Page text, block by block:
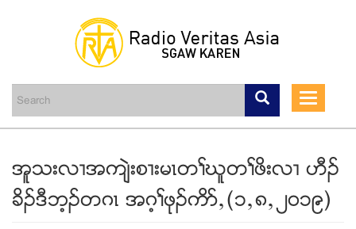
content
Toggle
အူသးလ႕အက်ဲးစ႕းမၚတႈဃူတႈဖိးလ႕ ဟီဥ
ခိဥဒီဘ့ဥတဂၚ အဂ့ႈဖုဥကိဏယ(၁ယ၈ယ၂၀၁၉)